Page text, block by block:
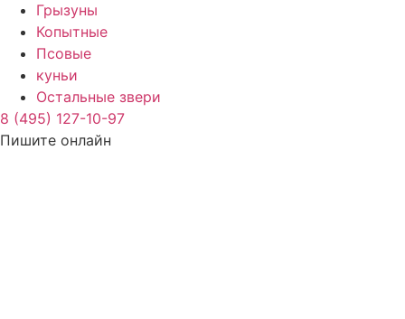
Грызуны
Копытные
Псовые
куньи
Остальные звери
8 (495) 127-10-97
Пишите онлайн